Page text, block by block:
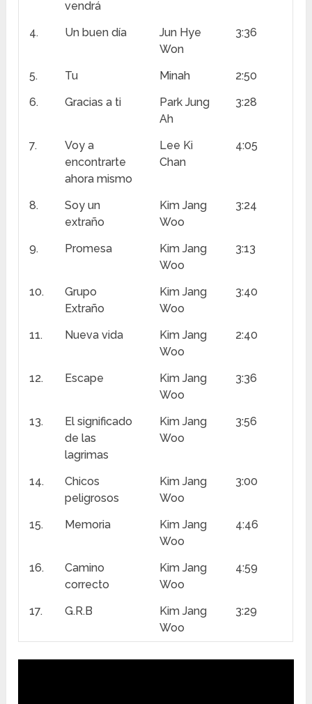
vendrá
4. Un buen día
Jun Hye
Won
3:36
5. Tu Minah
2:50
6.
Gracias a ti
Park Jung
Ah
3:28
7.
Voy a
encontrarte
ahora mismo
Lee Ki
Chan
4:05
8.
Soy un
extraño
Kim Jang
Woo
3:24
9. Promesa
Kim Jang
Woo
3:13
10.
Grupo
Extraño
Kim Jang
Woo
3:40
11. Nueva vida
Kim Jang
Woo
2:40
12. Escape
Kim Jang
Woo
3:36
13.
El significado
de las
lagrimas
Kim Jang
Woo
3:56
14.
Chicos
peligrosos
Kim Jang
Woo
3:00
15. Memoria
Kim Jang
Woo
4:46
16.
Camino
correcto
Kim Jang
Woo
4:59
17. G.R.B
Kim Jang
Woo
3:29